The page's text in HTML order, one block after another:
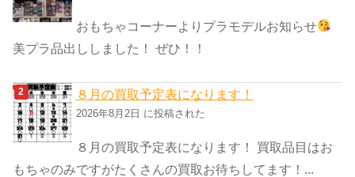
ー
おもちゃコーナーよりプラモデルお知らせ
美プラ品出ししました！ ぜひ！！
８月の買取予定表になります！
2026年8月2日 に投稿された
８月の買取予定表になります！ 買取品目はお
もちゃのみですがたくさんの買取お待ちしてます！...